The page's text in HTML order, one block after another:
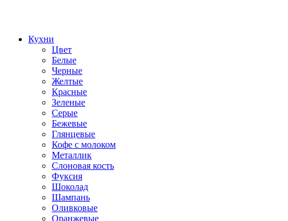
Кухни
Цвет
Белые
Черные
Желтые
Красные
Зеленые
Серые
Бежевые
Глянцевые
Кофе с молоком
Металлик
Слоновая кость
Фуксия
Шоколад
Шампань
Оливковые
Оранжевые